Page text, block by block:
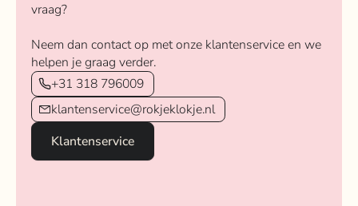
vraag?
Neem dan contact op met onze klantenservice en we
helpen je graag verder.
+31 318 796009
klantenservice@rokjeklokje.nl
Klantenservice